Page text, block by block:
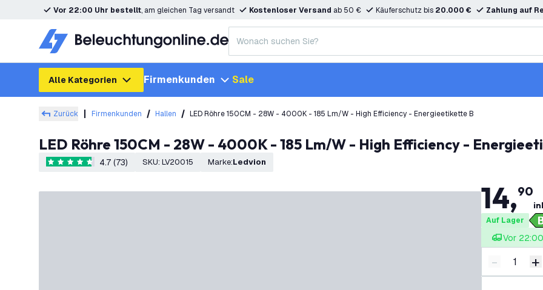
Vor 22:00 Uhr bestellt, am gleichen Tag versandt Kostenloser Versand ab 50 € Käuferschutz bis 20.000 € Zahlung auf
Alle Kategorien Firmenkunden Sale
Zurück Firmenkunden Hallen LED Röhre 150CM - 28W - 4000K - 185 Lm/W - High Efficiency - Energieetikette B
LED Röhre 150CM - 28W - 4000K - 185 Lm/W - High Efficiency -
4.7 Bewertungssterne
4.7 (73) SKU: LV20015 Marke: Ledvion
14,90
Auf Lager
Vor
Menge
- +